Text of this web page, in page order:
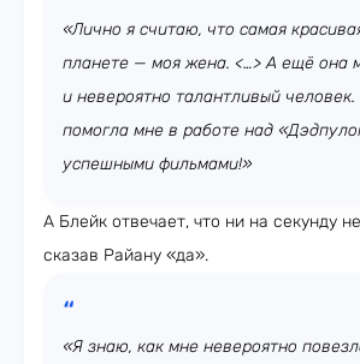
«Лично я считаю, что самая
планете — моя жена. <…> А ещё она
и невероятно талантливый человек.
помогла мне в работе над
успешными фильмами!»
А Блейк отвечает, что ни на секунду
сказав Райану «да».
«Я знаю, как мне невероятно